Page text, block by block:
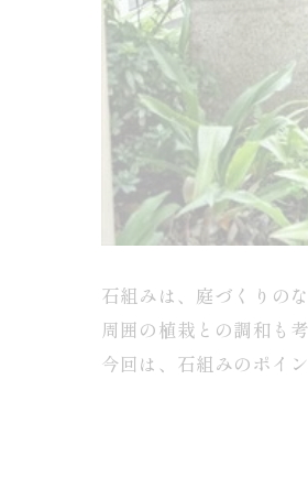
石組みは、庭づくりの
周囲の植栽との調和も
今回は、石組みのポイ